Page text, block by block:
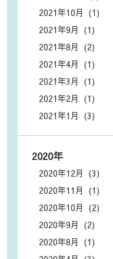
2021年10月 (1)
2021年9月 (1)
2021年8月 (2)
2021年4月 (1)
2021年3月 (1)
2021年2月 (1)
2021年1月 (3)
2020年
2020年12月 (3)
2020年11月 (1)
2020年10月 (2)
2020年9月 (2)
2020年8月 (1)